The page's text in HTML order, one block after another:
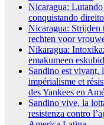
Nicaragua:
conquistando
Nicaragua: Strijden
rechten voor
Nikaragua:
emakumeen
Sandino est vivant,
impérialisme et
des Yankees en
Sandino vive, la
resistenza contro